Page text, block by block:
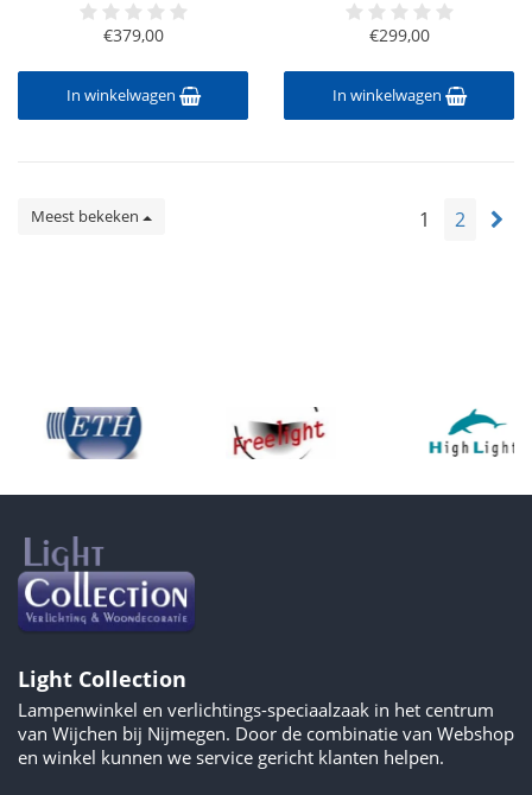
€379,00
In winkelwagen
€299,00
In winkelwagen
Meest bekeken 1 2
Light Collection
Lampenwinkel en verlichtings-speciaalzaak in het centrum
van Wijchen bij Nijmegen. Door de combinatie van Webshop
en winkel kunnen we service gericht klanten helpen.